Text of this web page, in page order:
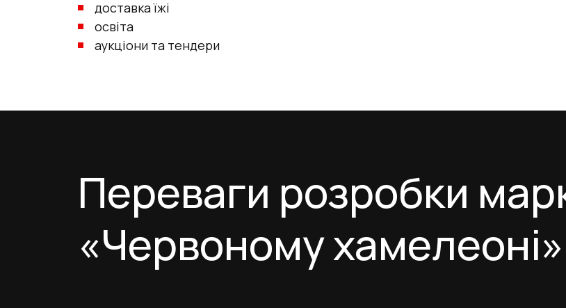
доставка їжі
освіта
аукціони та тендери
Переваги розробки
«Червоному хамелеоні»